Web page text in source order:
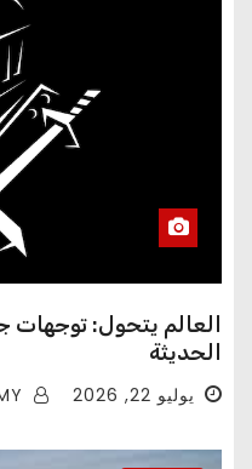
العالم يتحول: توجهات
الحديثة
يوليو 22, 2026